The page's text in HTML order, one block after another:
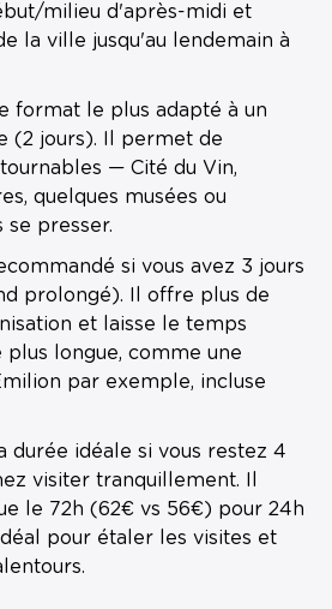
milieu d'après-midi et
la ville jusqu'au lendemain à
format le plus adapté à un
(2 jours). Il permet de
— Cité du Vin,
quelques musées ou
se presser.
si vous avez 3 jours
prolongé). Il offre plus de
et laisse le temps
longue, comme une
par exemple, incluse
durée idéale si vous restez 4
visiter tranquillement. Il
le 72h (62€ vs 56€) pour 24h
pour étaler les visites et